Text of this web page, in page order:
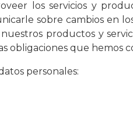
los servicios y
sobre cambios en
productos y
obligaciones que hemos
personales: